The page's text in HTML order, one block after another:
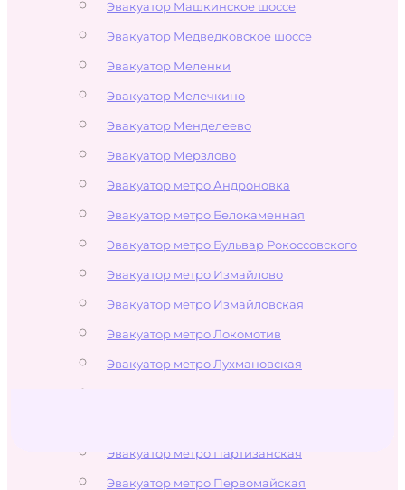
Эвакуатор Машкинское шоссе
Эвакуатор Медведковское шоссе
Эвакуатор Меленки
Эвакуатор Мелечкино
Эвакуатор Менделеево
Эвакуатор Мерзлово
Эвакуатор метро Андроновка
Эвакуатор метро Белокаменная
Эвакуатор метро Бульвар Рокоссовского
Эвакуатор метро Измайлово
Эвакуатор метро Измайловская
Эвакуатор метро Локомотив
Эвакуатор метро Лухмановская
Эвакуатор метро Партизанская
Эвакуатор метро Первомайская